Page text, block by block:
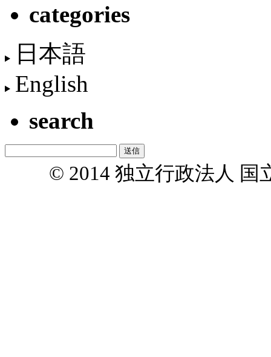
categories
日本語
English
search
© 2014 独立行政法人 国